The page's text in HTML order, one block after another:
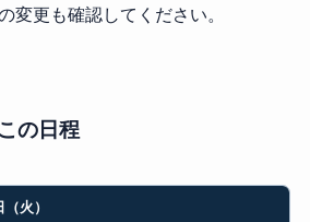
変更も確認してください。
の日程
火）